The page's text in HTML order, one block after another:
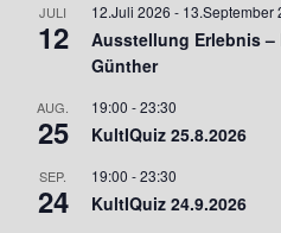
JULI
12
12.Juli 2026 - 13.September
Ausstellung Erlebnis –
Günther
AUG.
25
19:00 -23:30
KultIQuiz 25.8.2026
SEP.
24
19:00 -23:30
KultIQuiz 24.9.2026